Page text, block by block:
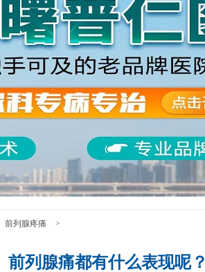
前列腺疼痛 >
前列腺痛都有什么表现呢？